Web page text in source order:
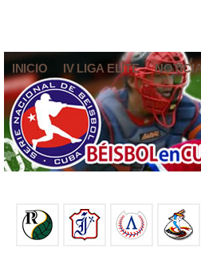
INICIO IV LIGA ELITE